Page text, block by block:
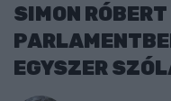
SIMON
EGYSZER